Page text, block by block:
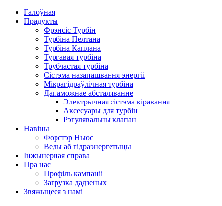
Галоўная
Прадукты
Фрэнсіс Турбін
Турбіна Пелтана
Турбіна Каплана
Тургавая турбіна
Трубчастая турбіна
Сістэма назапашвання энергіі
Мікрагідраўлічная турбіна
Дапаможнае абсталяванне
Электрычная сістэма кіравання
Аксесуары для турбін
Рэгулявальны клапан
Навіны
Форстэр Ньюс
Веды аб гідраэнергетыцы
Інжынерная справа
Пра нас
Профіль кампаніі
Загрузка дадзеных
Звяжыцеся з намі